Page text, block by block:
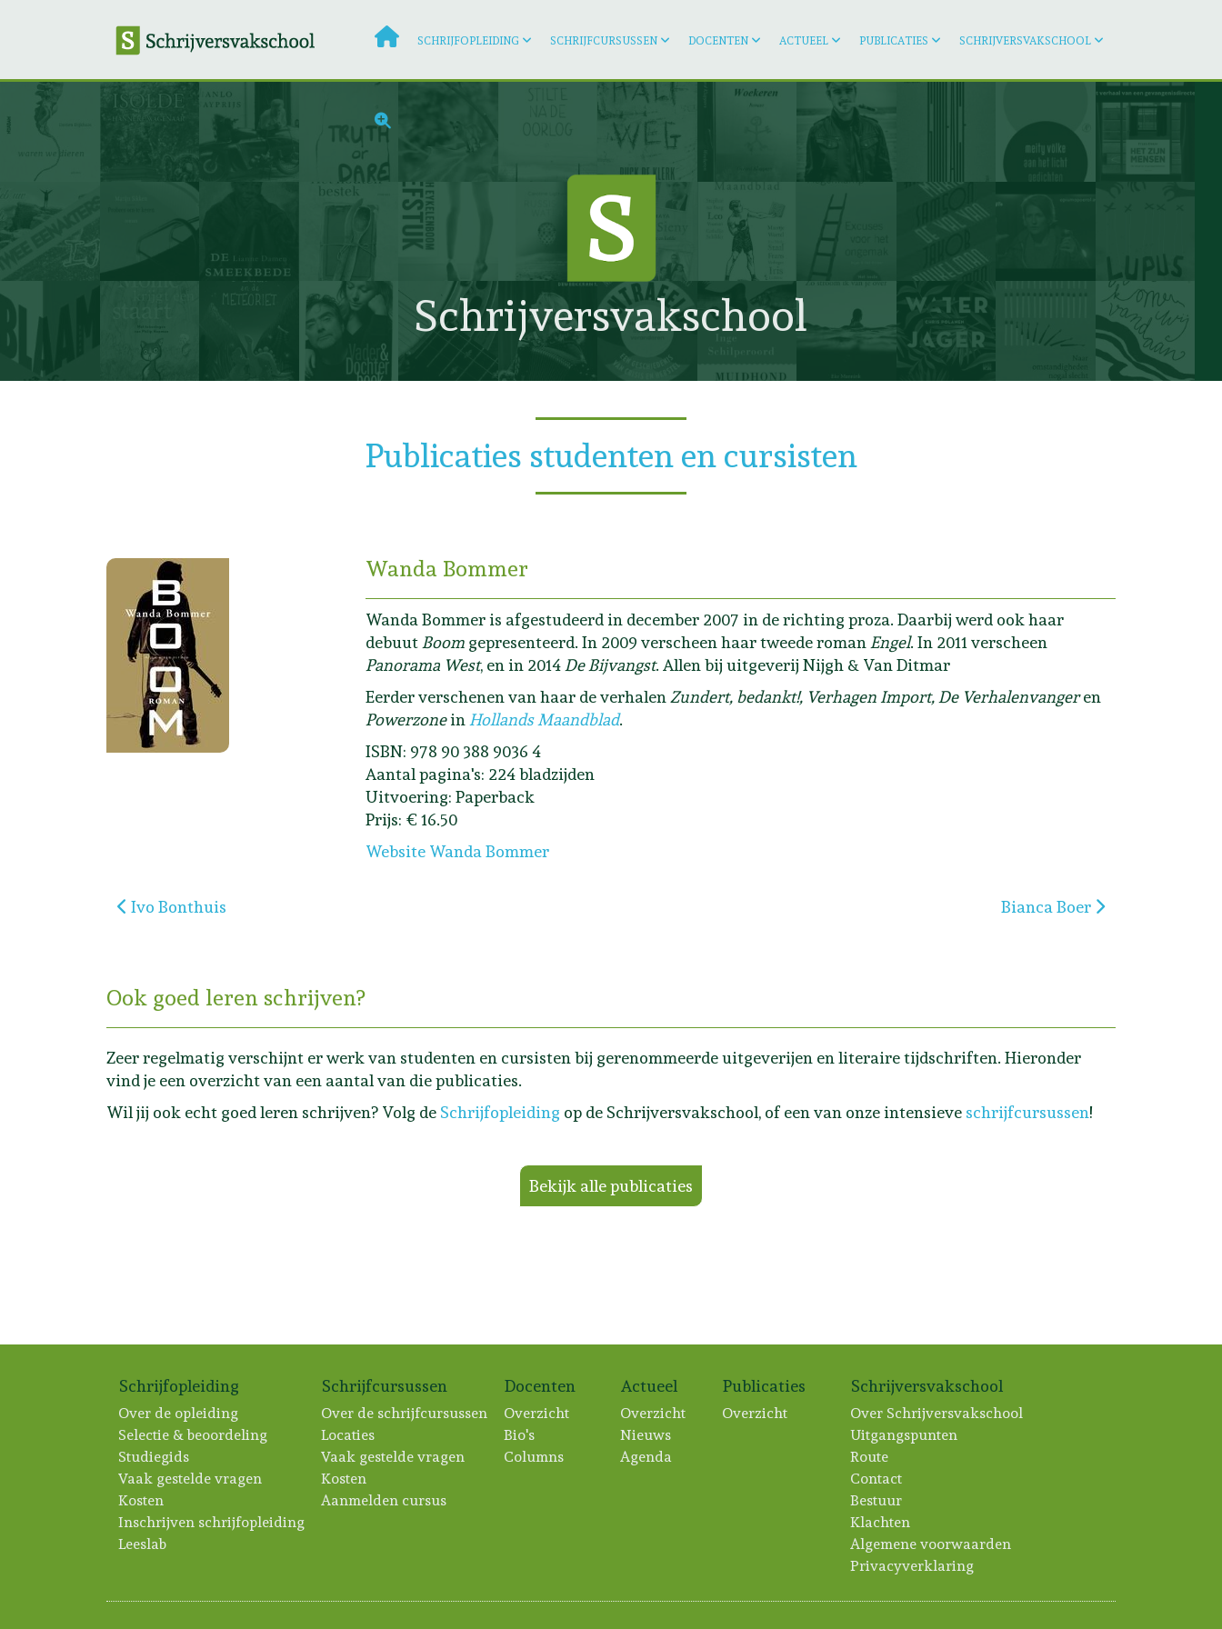
SCHRIJFOPLEIDING SCHRIJFCURSUSSEN DOCENTEN ACTUEEL PUBLICATIES SCHRIJVERSVAKSCHOOL
Schrijversvakschool
Publicaties studenten en cursisten
Wanda Bommer
Wanda Bommer is afgestudeerd in december 2007 in de richting proza. Daarbij werd ook haar
debuut Boom gepresenteerd. In 2009 verscheen haar tweede roman Engel. In 2011 verscheen
Panorama West, en in 2014 De Bijvangst. Allen bij uitgeverij Nijgh & Van Ditmar
Eerder verschenen van haar de verhalen Zundert, bedankt!, Verhagen Import, De Verhalenvangeren
Powerzonein Hollands Maandblad.
ISBN: 978 90 388 9036 4
Aantal pagina's: 224 bladzijden
Uitvoering: Paperback
Prijs: € 16.50
Website Wanda Bommer
Vorig artikel: Ivo Bonthuis
Ivo Bonthuis Volgende artikel: Bianca Boer
Bianca Boer
Ook goed leren schrijven?
Zeer regelmatig verschijnt er werk van studenten en cursisten bij gerenommeerde uitgeverijen en literaire tijdschriften. Hieronder
vind je een overzicht van een aantal van die publicaties.
Wil jij ook echt goed leren schrijven? Volg de Schrijfopleiding op de Schrijversvakschool, of een van onze intensieve schrijfcursussen!
Bekijk alle publicaties
Schrijfopleiding
Over de opleiding
Selectie & beoordeling
Studiegids
Vaak gestelde vragen
Kosten
Inschrijven schrijfopleiding
Leeslab
Schrijfcursussen
Over de schrijfcursussen
Locaties
Vaak gestelde vragen
Kosten
Aanmelden cursus
Docenten
Overzicht
Bio's
Columns
Actueel
Overzicht
Nieuws
Agenda
Publicaties
Overzicht
Schrijversvakschool
Over Schrijversvakschool
Uitgangspunten
Route
Contact
Bestuur
Klachten
Algemene voorwaarden
Privacyverklaring